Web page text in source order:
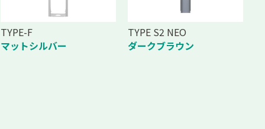
TYPE-F
マットシルバー
TYPE S2 NEO
ダークブラウン